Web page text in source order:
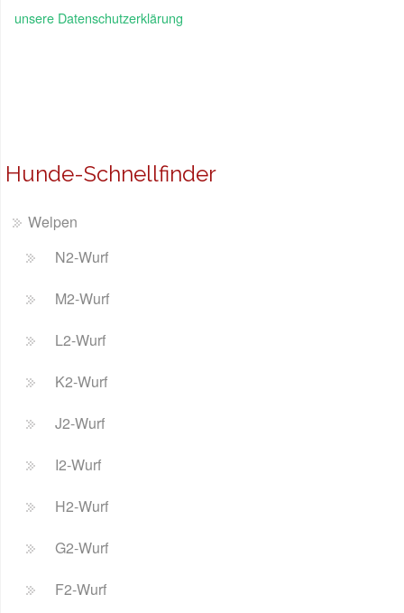
unsere Datenschutzerklärung
Hunde-Schnellfinder
Welpen
N2-Wurf
M2-Wurf
L2-Wurf
K2-Wurf
J2-Wurf
I2-Wurf
H2-Wurf
G2-Wurf
F2-Wurf